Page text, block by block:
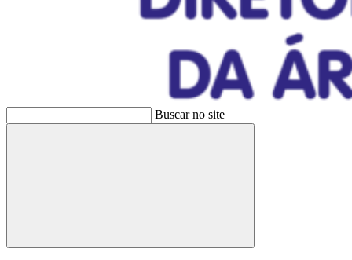
Buscar no site
Buscar